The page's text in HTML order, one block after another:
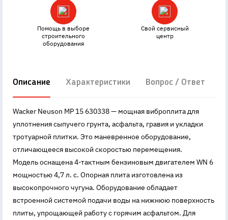
Помощь в выборе
строительного
оборудования
Свой сервисный
центр
Описание Характеристики Вопрос / Ответ
Wacker Neuson MP 15 630338 — мощная виброплита для
уплотнения сыпучего грунта, асфальта, гравия и укладки
тротуарной плитки. Это маневренное оборудование,
отличающееся высокой скоростью перемещения.
Модель оснащена 4-тактным бензиновым двигателем WN 6
мощностью 4,7 л. с. Опорная плита изготовлена из
высокопрочного чугуна. Оборудование обладает
встроенной системой подачи воды на нижнюю поверхность
плиты, упрощающей работу с горячим асфальтом. Для